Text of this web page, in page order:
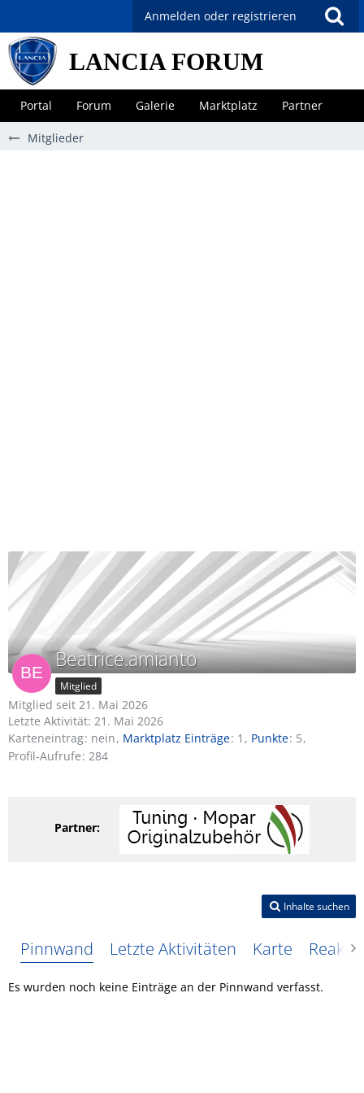
Anmelden oder registrieren
LANCIA FORUM
Portal Forum Galerie Marktplatz Partner
Mitglieder
Beatrice.amianto
Mitglied
Mitglied seit 21. Mai 2026
Letzte Aktivität: 21. Mai 2026
Karteneintrag nein Marktplatz Einträge 1 Punkte 5
Profil-Aufrufe 284
Partner:
Inhalte suchen
Pinnwand Letzte Aktivitäten Karte
Es wurden noch keine Einträge an der Pinnwand verfasst.